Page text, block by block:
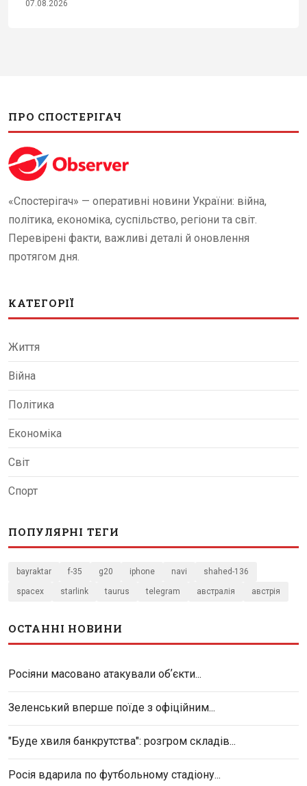
07.08.2026
ПРО СПОСТЕРІГАЧ
«Спостерігач» — оперативні новини України: війна,
політика, економіка, суспільство, регіони та світ.
Перевірені факти, важливі деталі й оновлення
протягом дня.
КАТЕГОРІЇ
Життя
Війна
Політика
Економіка
Світ
Спорт
ПОПУЛЯРНІ ТЕГИ
bayraktar f-35 g20 iphone navi shahed-136
spacex starlink taurus telegram австралія австрія
ОСТАННІ НОВИНИ
Росіяни масовано атакували обʼєкти...
Зеленський вперше поїде з офіційним...
"Буде хвиля банкрутства": розгром складів...
Росія вдарила по футбольному стадіону...